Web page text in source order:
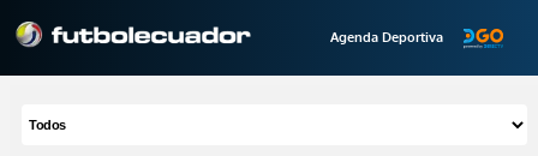
Agenda Deportiva